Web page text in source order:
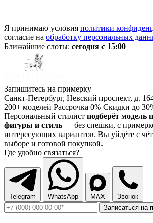
Я принимаю условия политики
согласие на обработку персональных
Ближайшие слоты: сегодня с 15:00
Запишитесь на примерку
Санкт-Петербург, Невский проспект, д.
200+ моделей Рассрочка 0% Скидки до
Персональный стилист подберёт модель
фигуры и стиль — без спешки, с
интересующих вариантов. Вы уйдёте с
выборе и готовой покупкой.
Где удобно связаться?
Telegram WhatsApp MAX
Звонок
Записаться на